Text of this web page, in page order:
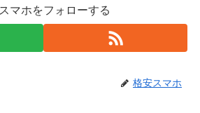
マホをフォローする
格安スマホ